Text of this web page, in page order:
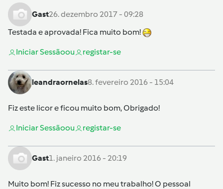
Gast26. dezembro 2017 - 09:28
Testada e aprovada! Fica muito bom!
Iniciar Sessãoou registar-se
leandraornelas8. fevereiro 2016 - 15:04
Fiz este licor e ficou muito bom, Obrigado!
Iniciar Sessãoou registar-se
Gast1. janeiro 2016 - 20:19
Muito bom! Fiz sucesso no meu trabalho! O pessoal